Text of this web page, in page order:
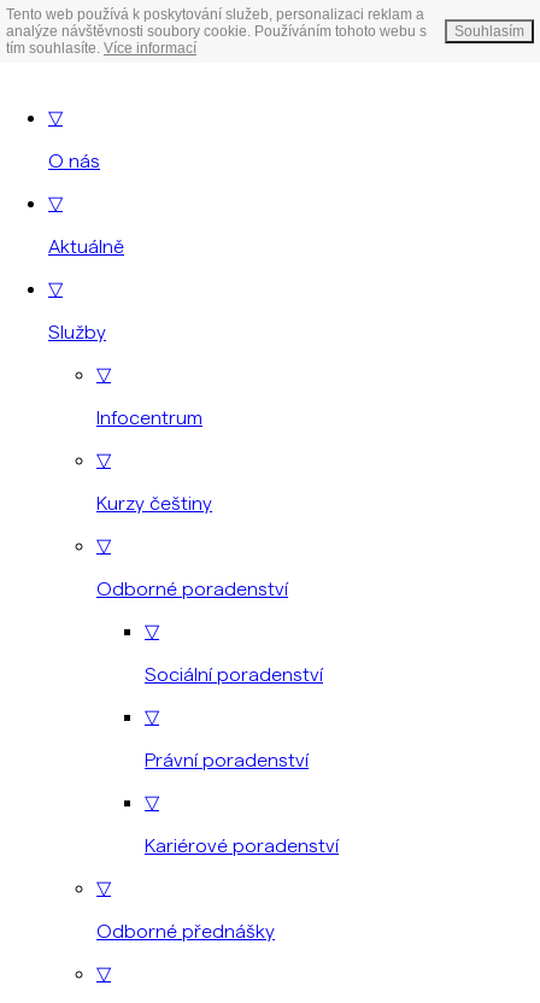
Tento web používá k poskytování služeb, personalizaci reklam a
analýze návštěvnosti soubory cookie. Používáním tohoto webu s
tím souhlasíte. Více informací
Souhlasím
▽
O nás
▽
Aktuálně
▽
Služby
▽
Infocentrum
▽
Kurzy češtiny
▽
Odborné poradenství
▽
Sociální poradenství
▽
Právní poradenství
▽
Kariérové poradenství
▽
Odborné přednášky
▽